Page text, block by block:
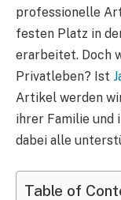
professionelle
festen Platz in
erarbeitet. Doch
Privatleben? Ist
Artikel werden
ihrer Familie und
dabei alle
Table of